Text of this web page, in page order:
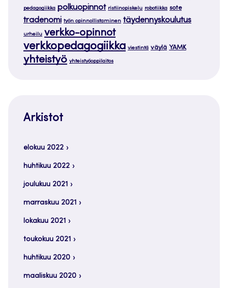
pedagogiikka polkuopinnot ristiinopiskelu robotiikka sote
tradenomi työn opinnollistaminen täydennyskoulutus
urheilu verkko-opinnot
verkkopedagogiikka viestintä väylä YAMK
yhteistyö yhteistyöoppilaitos
Arkistot
elokuu 2022
huhtikuu 2022
joulukuu 2021
marraskuu 2021
lokakuu 2021
toukokuu 2021
huhtikuu 2020
maaliskuu 2020